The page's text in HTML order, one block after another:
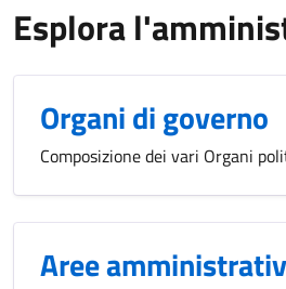
Esplora
Organi di governo
Composizione dei vari Organi
Aree